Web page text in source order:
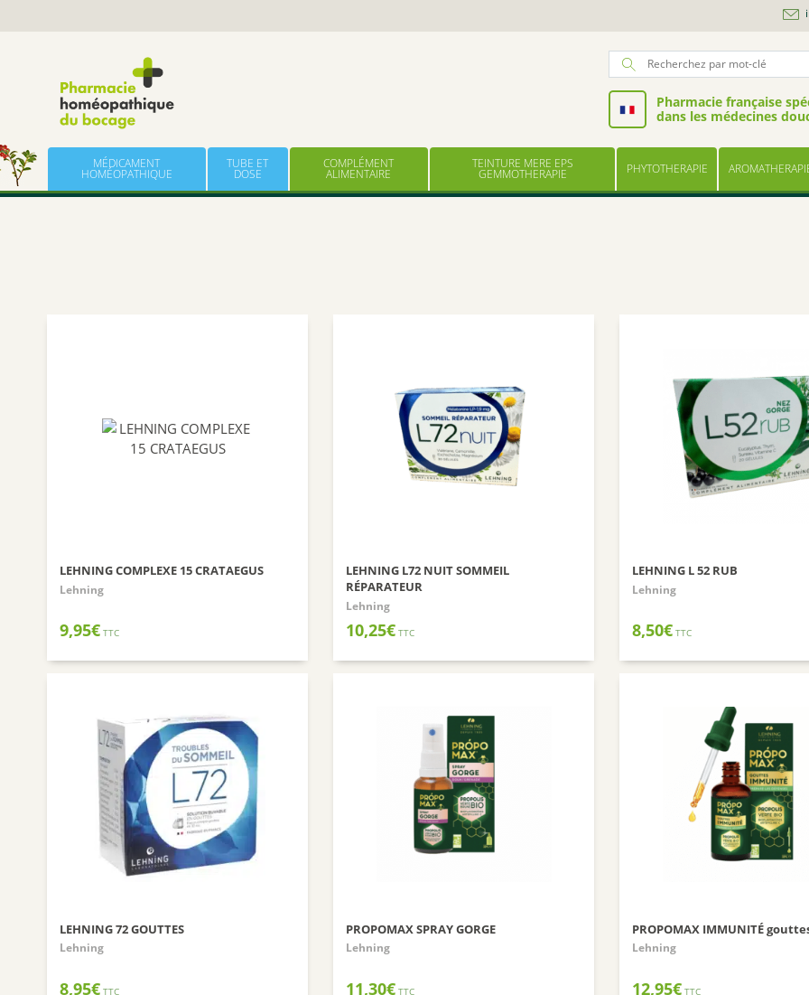
Pharmacie française
dans les médecines
Skip to content
MÉDICAMENT
HOMÉOPATHIQUE
TUBE ET
DOSE
COMPLÉMENT
ALIMENTAIRE
TEINTURE MERE EPS
GEMMOTHERAPIE PHYTOTHERAPIE
LEHNING COMPLEXE 15 CRATAEGUS
Lehning
9,95€ TTC
LEHNING L72 NUIT SOMMEIL
RÉPARATEUR
Lehning
10,25€ TTC
LEHNING L 52 RUB
Lehning
8,50€ TTC
LEHNING 72 GOUTTES
Lehning
8,95€ TTC
PROPOMAX SPRAY GORGE
Lehning
11,30€ TTC
PROPOMAX IMMUNITÉ
Lehning
12,95€ TTC